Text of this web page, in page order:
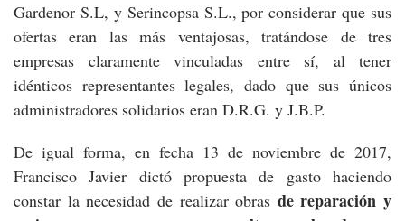
Gardenor S.L, y Serincopsa S.L., por considerar que sus
ofertas eran las más ventajosas, tratándose de tres
empresas claramente vinculadas entre sí, al tener
idénticos representantes legales, dado que sus únicos
administradores solidarios eran D.R.G. y J.B.P.
De igual forma, en fecha 13 de noviembre de 2017,
Francisco Javier dictó propuesta de gasto haciendo
constar la necesidad de realizar obras de reparación y